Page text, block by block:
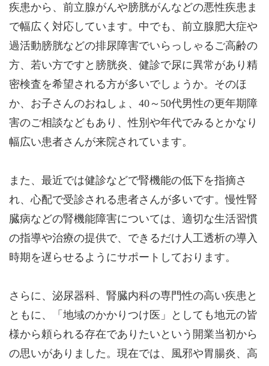
疾患から、前立腺がんや膀胱がんなどの悪性疾患ま
で幅広く対応しています。中でも、前立腺肥大症や
過活動膀胱などの排尿障害でいらっしゃるご高齢の
方、若い方ですと膀胱炎、健診で尿に異常があり精
密検査を希望される方が多いでしょうか。そのほ
か、お子さんのおねしょ、40～50代男性の更年期障
害のご相談などもあり、性別や年代でみるとかなり
幅広い患者さんが来院されています。
また、最近では健診などで腎機能の低下を指摘さ
れ、心配で受診される患者さんが多いです。慢性腎
臓病などの腎機能障害については、適切な生活習慣
の指導や治療の提供で、できるだけ人工透析の導入
時期を遅らせるようにサポートしております。
さらに、泌尿器科、腎臓内科の専門性の高い疾患と
ともに、「地域のかかりつけ医」としても地元の皆
様から頼られる存在でありたいという開業当初から
の思いがありました。現在では、風邪や胃腸炎、高